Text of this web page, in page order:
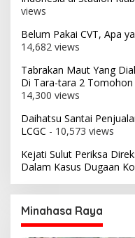
views
Belum Pakai CVT, Apa
14,682 views
Tabrakan Maut Yang
Di Tara-tara 2
14,300 views
Daihatsu Santai
LCGC - 10,573 views
Kejati Sulut Periksa
Dalam Kasus Dugaan
Minahasa Raya